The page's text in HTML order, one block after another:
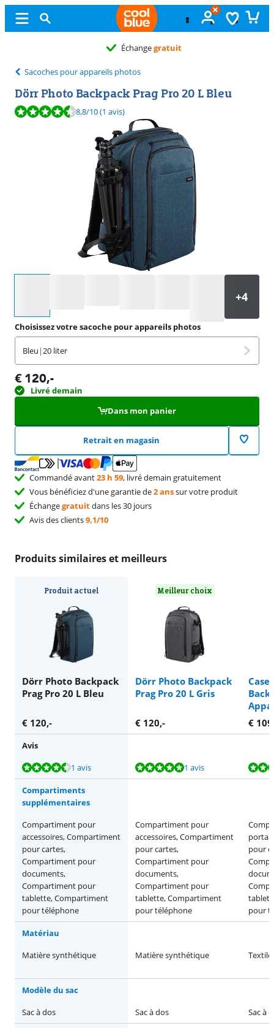
Échangegratuit
Sacoches pour appareils photos
Dörr Photo Backpack Prag Pro 20 L Bleu
La note est de 8,8 sur 10, basée sur 1 avis.
8,8/10(1 avis)
Choisissez votre sacoche pour appareils photos
Bleu |20 liter
€ 120,-
Livré demain
Dans mon panier
Retrait en magasin
Commandé avant23 h 59, livré demain gratuitement
Vous bénéficiez d'une garantie de2 anssur votre produit
Échangegratuitdans les 30 jours
Avis des clients9,1/10
Produits similaires et meilleurs
Produit actuel
Dörr Photo Backpack
Prag Pro 20 L Bleu
Meilleur choix
Dörr Photo Backpack
Prag Pro 20 L Gris
Case
€ 120,- € 120,- € 109
Avis
La note est de 8,8 sur 10, basée sur 1 avis.
1 avis
La note est de 9,6 sur 10, basée sur 1 avis. 1 avis
La note est de 9,0 sur 10, basée sur 9 avis.
La note est de 9,5 sur 10, basée sur 7 avis.
La note est de 9,1 sur 10, basée sur 103 avis.
Compartiments
supplémentaires
Compartiment pour
accessoires, Compartiment
pour cartes,
Compartiment pour
documents,
Compartiment pour
tablette, Compartiment
pour téléphone
Compartiment pour
accessoires, Compartiment
pour cartes,
Compartiment pour
documents,
Compartiment pour
tablette, Compartiment
pour téléphone
pour
pour
Matériau
Matière synthétique
Matière synthétique Textile
Modèle du sac
Sac à dos
Sac à dos Sac à